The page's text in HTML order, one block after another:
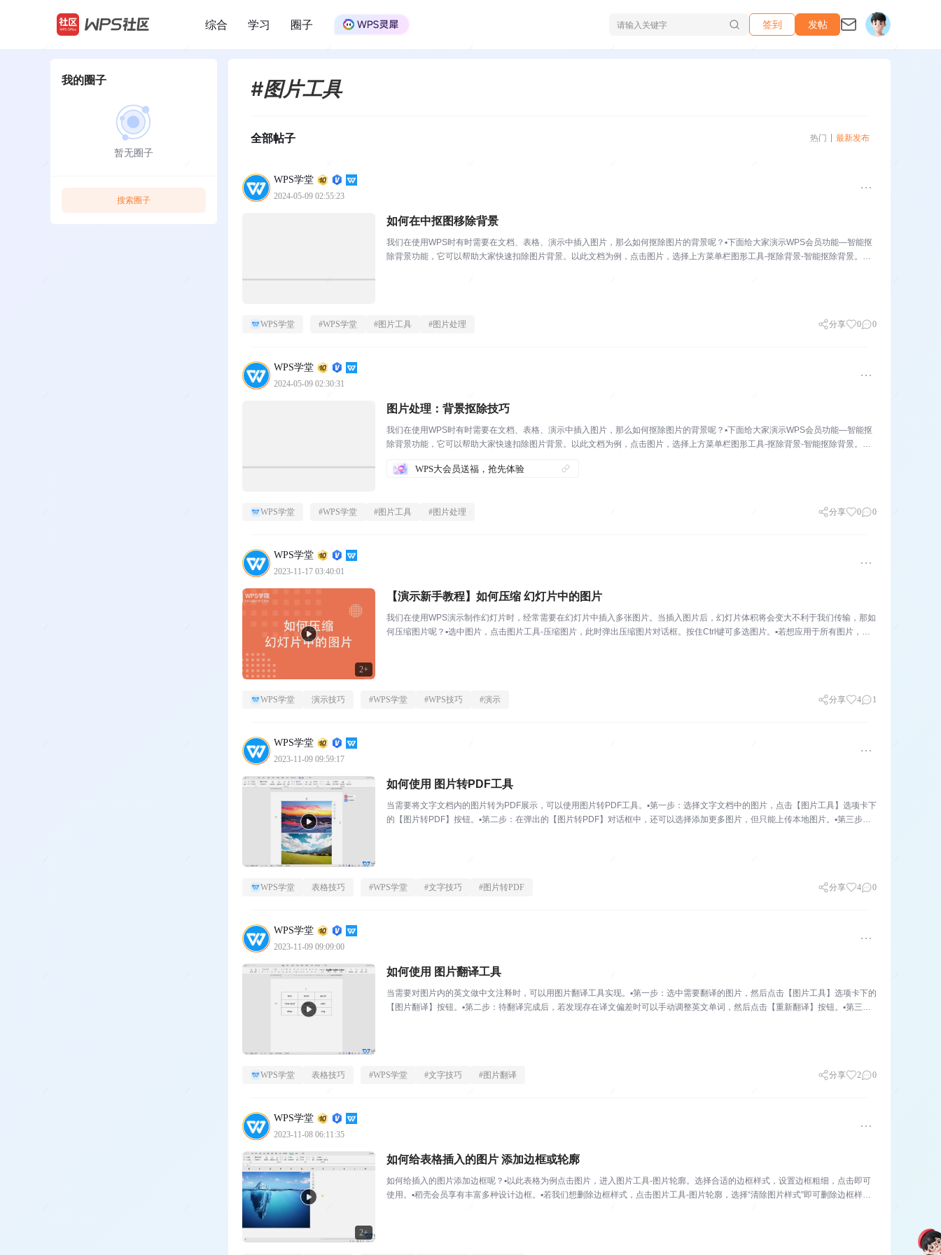
/
综合 学习 圈子 签到 发帖
我的圈子
暂无圈子
搜索圈子
#图片工具
全部帖子 热门 最新发布
WPS学堂
2024-05-09 02:55:23
如何在中抠图移除背景
我们在使用WPS时有时需要在文档、表格、演示中插入图片，那么如何抠除图片的背景呢？▪下面给大家演示WPS会员功能—智能抠
除背景功能，它可以帮助大家快速扣除图片背景。以此文档为例，点击图片，选择上方菜单栏图形工具-抠除背景-智能抠除背景。此
WPS学堂 #WPS学堂 #图片工具 #图片处理 分享 0 0
WPS学堂
2024-05-09 02:30:31
图片处理：背景抠除技巧
我们在使用WPS时有时需要在文档、表格、演示中插入图片，那么如何抠除图片的背景呢？▪下面给大家演示WPS会员功能—智能抠
除背景功能，它可以帮助大家快速扣除图片背景。以此文档为例，点击图片，选择上方菜单栏图形工具-抠除背景-智能抠除背景。此
WPS大会员送福，抢先体验
WPS学堂 #WPS学堂 #图片工具 #图片处理 分享 0 0
WPS学堂
2023-11-17 03:40:01
2+
【演示新手教程】如何压缩 幻灯片中的图片
我们在使用WPS演示制作幻灯片时，经常需要在幻灯片中插入多张图片。当插入图片后，幻灯片体积将会变大不利于我们传输，那如
何压缩图片呢？▪选中图片，点击图片工具-压缩图片，此时弹出压缩图片对话框。按住Ctrl键可多选图片。▪若想应用于所有图片，选
WPS学堂 演示技巧 #WPS学堂 #WPS技巧 #演示 分享 4 1
WPS学堂
2023-11-09 09:59:17
如何使用 图片转PDF工具
当需要将文字文档内的图片转为PDF展示，可以使用图片转PDF工具。▪第一步：选择文字文档中的图片，点击【图片工具】选项卡下
的【图片转PDF】按钮。▪第二步：在弹出的【图片转PDF】对话框中，还可以选择添加更多图片，但只能上传本地图片。▪第三步：
WPS学堂 表格技巧 #WPS学堂 #文字技巧 #图片转PDF 分享 4 0
WPS学堂
2023-11-09 09:09:00
如何使用 图片翻译工具
当需要对图片内的英文做中文注释时，可以用图片翻译工具实现。▪第一步：选中需要翻译的图片，然后点击【图片工具】选项卡下的
【图片翻译】按钮。▪第二步：待翻译完成后，若发现存在译文偏差时可以手动调整英文单词，然后点击【重新翻译】按钮。▪第三
WPS学堂 表格技巧 #WPS学堂 #文字技巧 #图片翻译 分享 2 0
WPS学堂
2023-11-08 06:11:35
2+
如何给表格插入的图片 添加边框或轮廓
如何给插入的图片添加边框呢？▪以此表格为例点击图片，进入图片工具-图片轮廓。选择合适的边框样式，设置边框粗细，点击即可
使用。▪稻壳会员享有丰富多种设计边框。▪若我们想删除边框样式，点击图片工具-图片轮廓，选择“清除图片样式”即可删除边框样